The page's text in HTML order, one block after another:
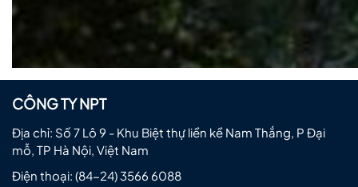
CÔNG TY NPT
Địa chỉ: Số 7 Lô 9 - Khu Biệt thự liền kề Nam Thắng, P Đại
mỗ, TP Hà Nội, Việt Nam
Điện thoại: (84-24) 3566 6088